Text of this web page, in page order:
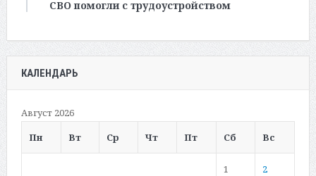
СВО помогли с трудоустройством
КАЛЕНДАРЬ
Август 2026
Пн
Вт Ср Чт Пт Сб Вс
1 2